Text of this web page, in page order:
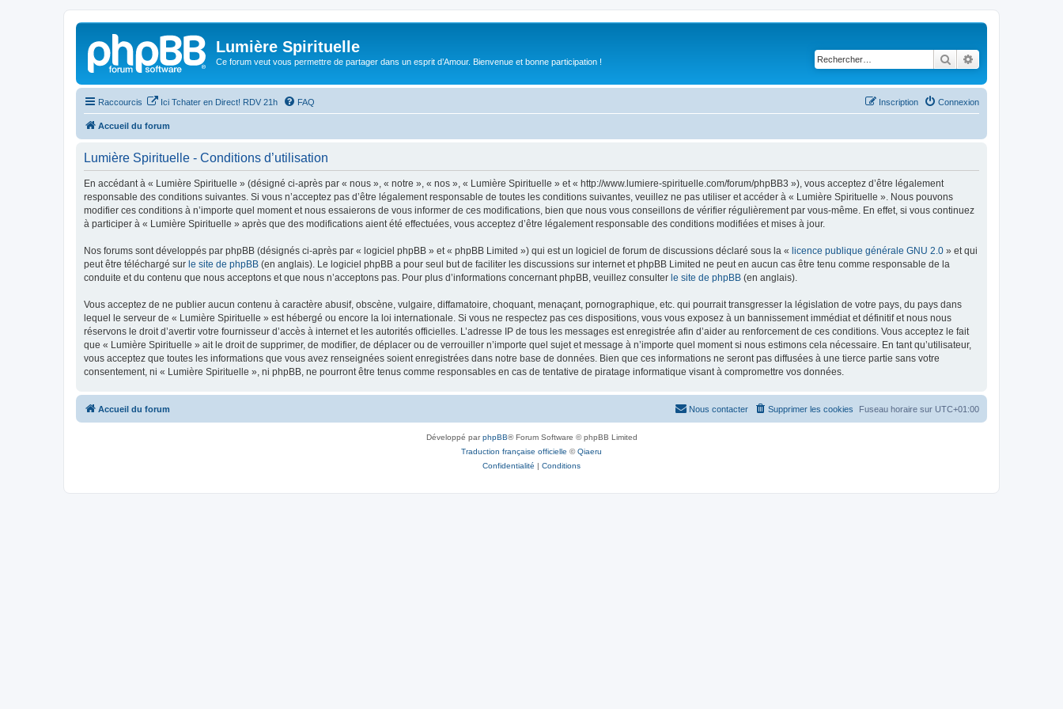
Lumière Spirituelle
Ce forum veut vous permettre de partager dans un esprit d’Amour. Bienvenue et bonne participation ! Rechercher
Raccourcis Ici Tchater en Direct! RDV 21h FAQ Connexion
Inscription
Accueil du forum
Lumière Spirituelle - Conditions d’utilisation
En accédant à « Lumière Spirituelle » (désigné ci-après par « nous », « notre », « nos », « Lumière Spirituelle » et « http://www.lumiere-spirituelle.com/forum/phpBB3 »), vous acceptez d’être légalement
responsable des conditions suivantes. Si vous n’acceptez pas d’être légalement responsable de toutes les conditions suivantes, veuillez ne pas utiliser et accéder à « Lumière Spirituelle ». Nous pouvons
modifier ces conditions à n’importe quel moment et nous essaierons de vous informer de ces modifications, bien que nous vous conseillons de vérifier régulièrement par vous-même. En effet, si vous continuez
à participer à « Lumière Spirituelle » après que des modifications aient été effectuées, vous acceptez d’être légalement responsable des conditions modifiées et mises à jour.
Nos forums sont développés par phpBB (désignés ci-après par « logiciel phpBB » et « phpBB Limited ») qui est un logiciel de forum de discussions déclaré sous la « licence publique générale GNU 2.0 » et qui
peut être téléchargé sur le site de phpBB (en anglais). Le logiciel phpBB a pour seul but de faciliter les discussions sur internet et phpBB Limited ne peut en aucun cas être tenu comme responsable de la
conduite et du contenu que nous acceptons et que nous n’acceptons pas. Pour plus d’informations concernant phpBB, veuillez consulter le site de phpBB (en anglais).
Vous acceptez de ne publier aucun contenu à caractère abusif, obscène, vulgaire, diffamatoire, choquant, menaçant, pornographique, etc. qui pourrait transgresser la législation de votre pays, du pays dans
lequel le serveur de « Lumière Spirituelle » est hébergé ou encore la loi internationale. Si vous ne respectez pas ces dispositions, vous vous exposez à un bannissement immédiat et définitif et nous nous
réservons le droit d’avertir votre fournisseur d’accès à internet et les autorités officielles. L’adresse IP de tous les messages est enregistrée afin d’aider au renforcement de ces conditions. Vous acceptez le fait
que « Lumière Spirituelle » ait le droit de supprimer, de modifier, de déplacer ou de verrouiller n’importe quel sujet et message à n’importe quel moment si nous estimons cela nécessaire. En tant qu’utilisateur,
vous acceptez que toutes les informations que vous avez renseignées soient enregistrées dans notre base de données. Bien que ces informations ne seront pas diffusées à une tierce partie sans votre
consentement, ni « Lumière Spirituelle », ni phpBB, ne pourront être tenus comme responsables en cas de tentative de piratage informatique visant à compromettre vos données.
Accueil du forum Fuseau horaire sur UTC+01:00
Supprimer les cookies
Nous contacter
Développé parphpBB® Forum Software © phpBB Limited
Traduction française officielle ©Qiaeru
Confidentialité | Conditions